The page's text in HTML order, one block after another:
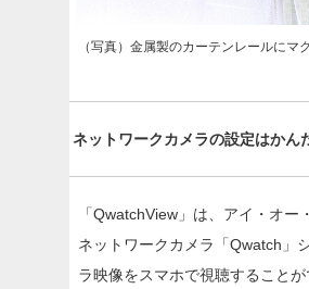
（写真）金属製のカーテンレールにマ
ネットワークカメラの設定はかん
「QwatchView」は、アイ・オー
ネットワークカメラ「Qwatch」
ラ映像をスマホで視聴すること